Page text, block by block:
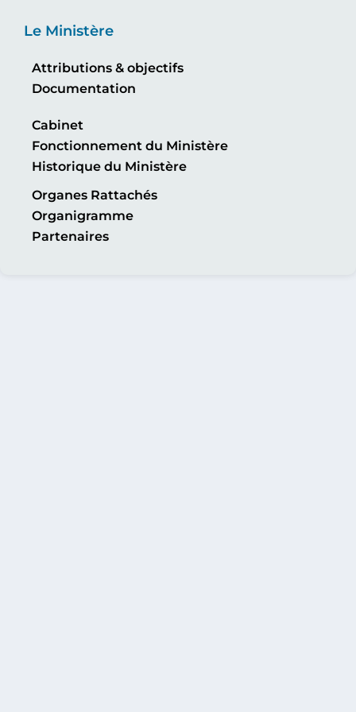
Le Ministère
Attributions & objectifs
Documentation
Cabinet
Fonctionnement du Ministère
Historique du Ministère
Organes Rattachés
Organigramme
Partenaires